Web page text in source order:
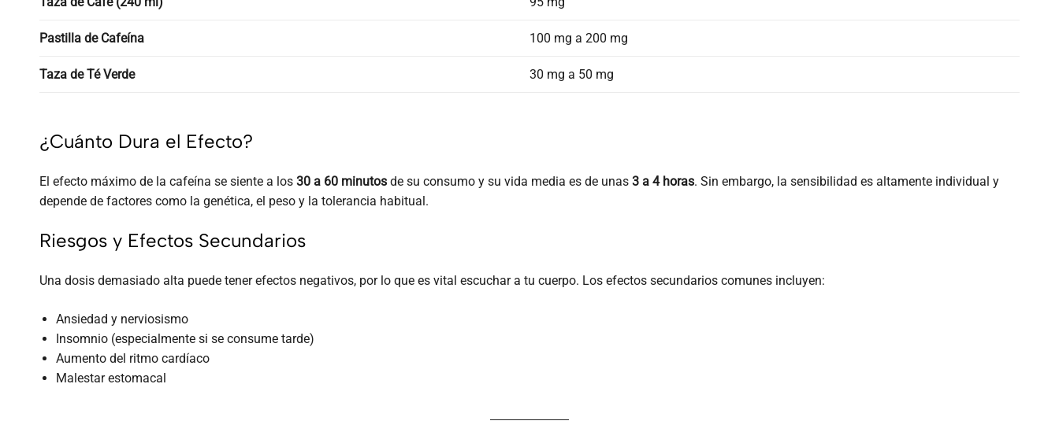
Pastilla de Cafeína 100 mg a 200 mg
Taza de Té Verde 30 mg a 50 mg
¿Cuánto Dura el Efecto?
El efecto máximo de la cafeína se siente a los 30 a 60 minutos de su consumo y su vida media es de unas 3 a 4 horas. Sin embargo, la sensibilidad es altamente individual y
depende de factores como la genética, el peso y la tolerancia habitual.
Riesgos y Efectos Secundarios
Una dosis demasiado alta puede tener efectos negativos, por lo que es vital escuchar a tu cuerpo. Los efectos secundarios comunes incluyen:
Ansiedad y nerviosismo
Insomnio (especialmente si se consume tarde)
Aumento del ritmo cardíaco
Malestar estomacal